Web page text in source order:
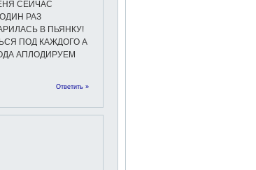
СЕЙЧАС
РАЗ
В ПЬЯНКУ!
ПОД КАЖДОГО А
АПЛОДИРУЕМ
Ответить »